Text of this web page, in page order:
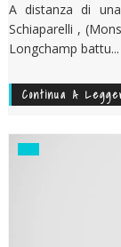
A distanza di
Schiaparelli ,
Longchamp battu...
Continua A